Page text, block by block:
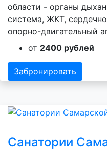
области - органы
система, ЖКТ,
опорно-двигательный
от 2400 рублей
Забронировать
Санатории